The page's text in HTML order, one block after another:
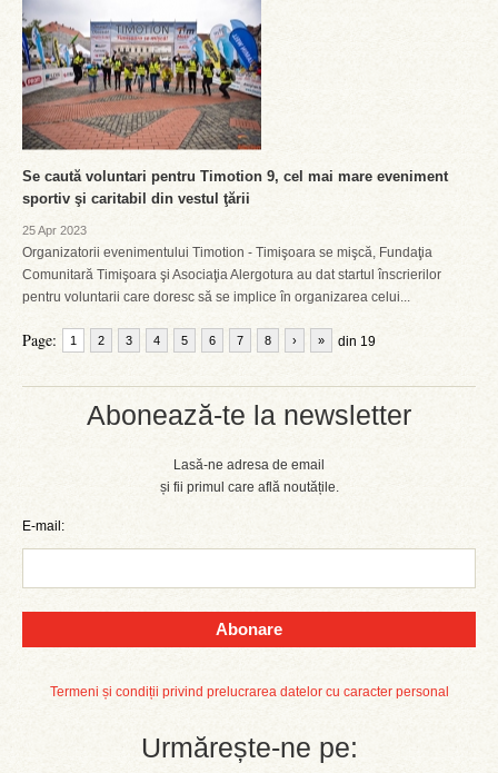
Abonează-te la newsletter
Lasă-ne adresa de email
și fii primul care află noutățile.
E-mail:
Abonare
Termeni și condiții privind prelucrarea datelor cu caracter personal
Urmărește-ne pe:
Se caută voluntari pentru Timotion 9, cel mai mare eveniment
sportiv şi caritabil din vestul ţării
25 Apr 2023
Organizatorii evenimentului Timotion - Timişoara se mişcă, Fundaţia
Comunitară Timişoara şi Asociaţia Alergotura au dat startul înscrierilor
pentru voluntarii care doresc să se implice în organizarea celui...
Page: 1 2 3 4 5 6 7 8 din 19
› »